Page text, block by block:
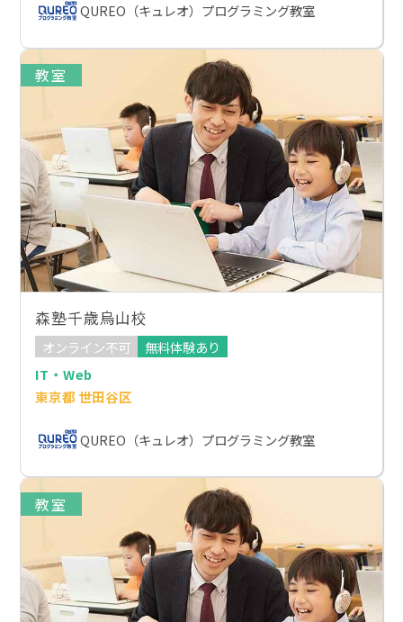
QUREO（キュレオ）プログラミング教室
教室
森塾千歳烏山校
オンライン不可
無料体験あり
IT・Web
東京都 世田谷区
QUREO（キュレオ）プログラミング教室
教室